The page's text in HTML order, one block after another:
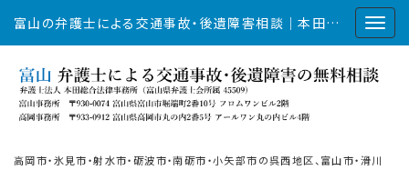
富山の弁護士による交通事故・後遺障害相談｜本田総合法律事務所
高岡市・氷見市・射水市・砺波市・南砺市・小矢部市の呉西地区、富山市・滑川